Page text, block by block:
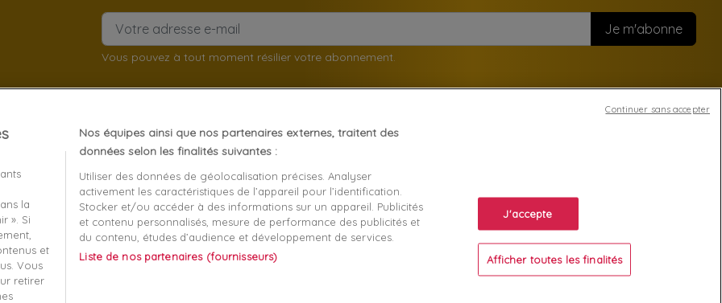
Vous pouvez à tout moment résilier votre abonnement.
remboursement
commande
À propos
Mentions légales
Conditions générales de vente
Qui sommes nous?
Informatique et liberté
Connexion
Créez votre compte
la
». Si
et
Vous
retirer
Nos équipes ainsi que nos partenaires externes, traitent des
données selon les finalités suivantes :
Utiliser des données de géolocalisation précises. Analyser
activement les caractéristiques de l’appareil pour l’identification.
Stocker et/ou accéder à des informations sur un appareil. Publicités
et contenu personnalisés, mesure de performance des publicités et
du contenu, études d’audience et développement de services.
Liste de nos partenaires (fournisseurs)
J'accepte
Afficher toutes les finalités
Continuer sans accepter